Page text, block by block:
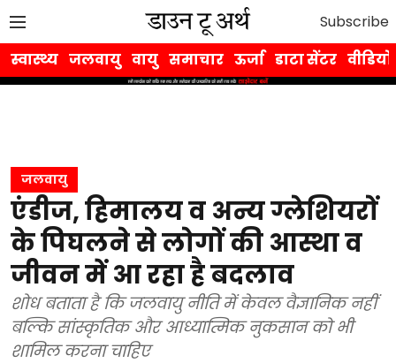
Subscribe
स्वास्थ्य जलवायु वायु समाचार ऊर्जा डाटा सेंटर वीडियो
जलवायु
एंडीज, हिमालय व अन्य ग्लेशियरों
के पिघलने से लोगों की आस्था व
जीवन में आ रहा है बदलाव
शोध बताता है कि जलवायु नीति में केवल वैज्ञानिक नहीं
बल्कि सांस्कृतिक और आध्यात्मिक नुकसान को भी
शामिल करना चाहिए